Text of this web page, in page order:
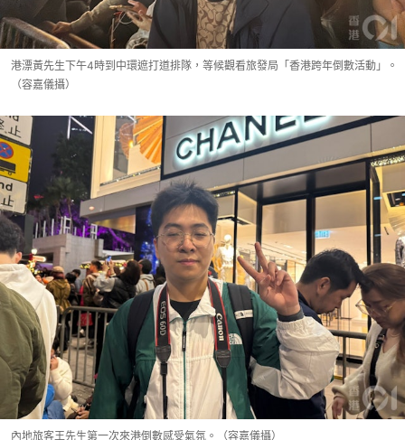
港漂黃先生下午4時到中環遮打道排隊，等候觀看旅發局「香港跨年倒數活動」。
（容嘉儀攝）
內地旅客王先生第一次來港倒數感受氣氛。（容嘉儀攝）